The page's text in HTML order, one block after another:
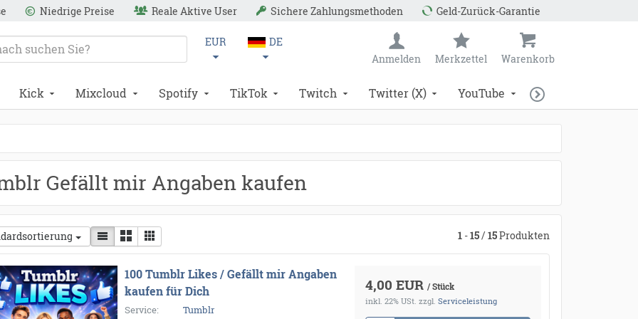
Niedrige Preise Reale Aktive User Sichere Zahlungsmethoden
Geld-Zurück-Garantie
EUR
DE
Anmelden
Merkzettel Warenkorb
Kick Mixcloud Spotify TikTok Twitch Twitter (X) YouTube
Gefällt mir Angaben kaufen
1-15/ 15Produkten
100 Tumblr Likes / Gefällt mir Angaben
kaufen für Dich
Service:
Tumblr
4,00 EUR / Stück
inkl. 22% USt. zzgl. Serviceleistung